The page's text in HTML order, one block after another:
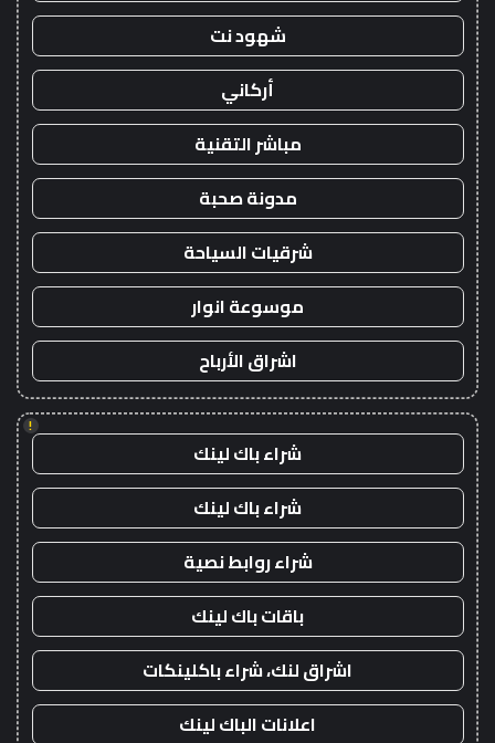
شهود نت
أركاني
مباشر التقنية
مدونة صحبة
شرقيات السياحة
موسوعة انوار
اشراق الأرباح
!
شراء باك لينك
شراء باك لينك
شراء روابط نصية
باقات باك لينك
اشراق لنك، شراء باكلينكات
اعلانات الباك لينك